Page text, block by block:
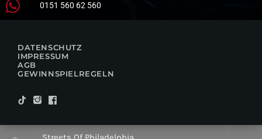
0151 560 62 560
DATENSCHUTZ
IMPRESSUM
AGB
GEWINNSPIELREGELN